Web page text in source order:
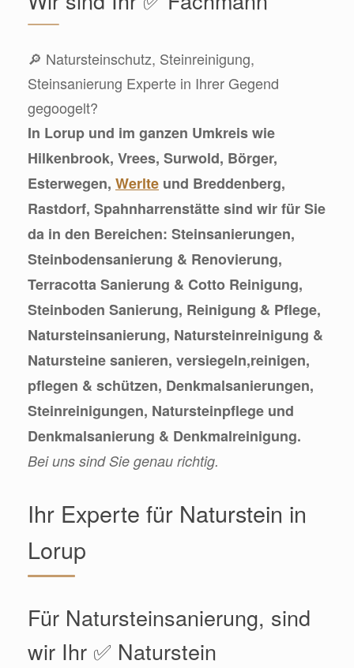
🔎 Natursteinschutz, Steinreinigung,
Steinsanierung Experte in Ihrer Gegend
gegoogelt?
In Lorup und im ganzen Umkreis wie
Hilkenbrook, Vrees, Surwold, Börger,
Esterwegen, Werlte und Breddenberg,
Rastdorf, Spahnharrenstätte sind wir für Sie
da in den Bereichen: Steinsanierungen,
Steinbodensanierung & Renovierung,
Terracotta Sanierung & Cotto Reinigung,
Steinboden Sanierung, Reinigung & Pflege,
Natursteinsanierung, Natursteinreinigung &
Natursteine sanieren, versiegeln,reinigen,
pflegen & schützen, Denkmalsanierungen,
Steinreinigungen, Natursteinpflege und
Denkmalsanierung & Denkmalreinigung.
Bei uns sind Sie genau richtig.
Ihr Experte für Naturstein in
Lorup
Für Natursteinsanierung, sind
wir Ihr ✅ Naturstein